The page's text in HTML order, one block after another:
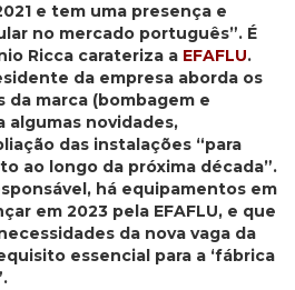
e tem uma presença e
no mercado português”. É
Ricca carateriza a EFAFLU.
da empresa aborda os
marca (bombagem e
algumas novidades,
das instalações “para
ao longo da próxima década”.
há equipamentos em
em 2023 pela EFAFLU, e que
da nova vaga da
essencial para a ‘fábrica